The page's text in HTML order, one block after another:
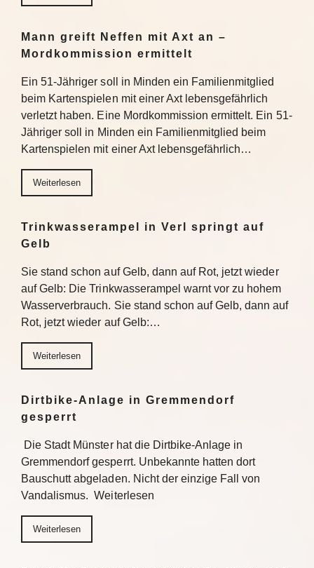
Mann greift Neffen mit Axt an –
Mordkommission ermittelt
Ein 51-Jähriger soll in Minden ein Familienmitglied
beim Kartenspielen mit einer Axt lebensgefährlich
verletzt haben. Eine Mordkommission ermittelt. Ein 51-
Jähriger soll in Minden ein Familienmitglied beim
Kartenspielen mit einer Axt lebensgefährlich…
Weiterlesen
Trinkwasserampel in Verl springt auf
Gelb
Sie stand schon auf Gelb, dann auf Rot, jetzt wieder
auf Gelb: Die Trinkwasserampel warnt vor zu hohem
Wasserverbrauch. Sie stand schon auf Gelb, dann auf
Rot, jetzt wieder auf Gelb:…
Weiterlesen
Dirtbike-Anlage in Gremmendorf
gesperrt
Die Stadt Münster hat die Dirtbike-Anlage in
Gremmendorf gesperrt. Unbekannte hatten dort
Bauschutt abgeladen. Nicht der einzige Fall von
Vandalismus. Weiterlesen
Weiterlesen